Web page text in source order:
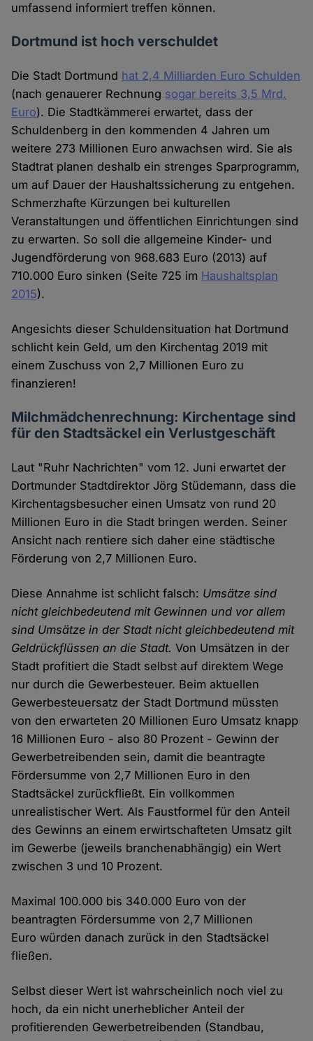
umfassend informiert treffen können.
Dortmund ist hoch verschuldet
Die Stadt Dortmund hat 2,4 Milliarden Euro Schulden
(nach genauerer Rechnung sogar bereits 3,5 Mrd.
Euro). Die Stadtkämmerei erwartet, dass der
Schuldenberg in den kommenden 4 Jahren um
weitere 273 Millionen Euro anwachsen wird. Sie als
Stadtrat planen deshalb ein strenges Sparprogramm,
um auf Dauer der Haushaltssicherung zu entgehen.
Schmerzhafte Kürzungen bei kulturellen
Veranstaltungen und öffentlichen Einrichtungen sind
zu erwarten. So soll die allgemeine Kinder- und
Jugendförderung von 968.683 Euro (2013) auf
710.000 Euro sinken (Seite 725 im Haushaltsplan
2015).
Angesichts dieser Schuldensituation hat Dortmund
schlicht kein Geld, um den Kirchentag 2019 mit
einem Zuschuss von 2,7 Millionen Euro zu
finanzieren!
Milchmädchenrechnung: Kirchentage sind
für den Stadtsäckel ein Verlustgeschäft
Laut "Ruhr Nachrichten" vom 12. Juni erwartet der
Dortmunder Stadtdirektor Jörg Stüdemann, dass die
Kirchentagsbesucher einen Umsatz von rund 20
Millionen Euro in die Stadt bringen werden. Seiner
Ansicht nach rentiere sich daher eine städtische
Förderung von 2,7 Millionen Euro.
Diese Annahme ist schlicht falsch: Umsätze sind
nicht gleichbedeutend mit Gewinnen und vor allem
sind Umsätze in der Stadt nicht gleichbedeutend mit
Geldrückflüssen an die Stadt. Von Umsätzen in der
Stadt profitiert die Stadt selbst auf direktem Wege
nur durch die Gewerbesteuer. Beim aktuellen
Gewerbesteuersatz der Stadt Dortmund müssten
von den erwarteten 20 Millionen Euro Umsatz knapp
16 Millionen Euro - also 80 Prozent - Gewinn der
Gewerbetreibenden sein, damit die beantragte
Fördersumme von 2,7 Millionen Euro in den
Stadtsäckel zurückfließt. Ein vollkommen
unrealistischer Wert. Als Faustformel für den Anteil
des Gewinns an einem erwirtschafteten Umsatz gilt
im Gewerbe (jeweils branchenabhängig) ein Wert
zwischen 3 und 10 Prozent.
Maximal 100.000 bis 340.000 Euro von der
beantragten Fördersumme von 2,7 Millionen
Euro würden danach zurück in den Stadtsäckel
fließen.
Selbst dieser Wert ist wahrscheinlich noch viel zu
hoch, da ein nicht unerheblicher Anteil der
profitierenden Gewerbetreibenden (Standbau,